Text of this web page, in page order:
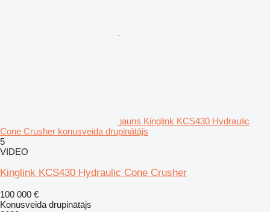
jauns Kinglink KCS430 Hydraulic
Cone Crusher konusveida drupinātājs
5
VIDEO
Kinglink KCS430 Hydraulic Cone Crusher
100 000 €
Konusveida drupinātājs